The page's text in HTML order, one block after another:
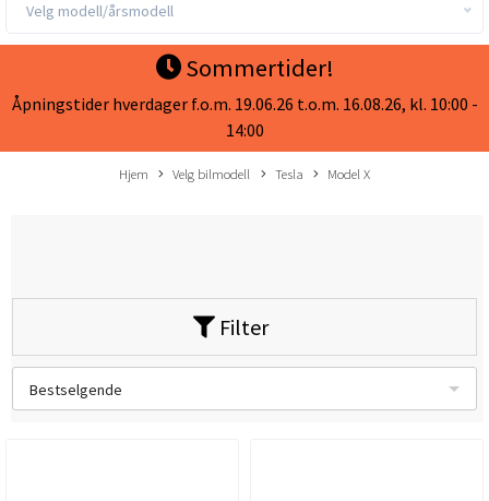
Velg modell/årsmodell
Sommertider!
Åpningstider hverdager f.o.m. 19.06.26 t.o.m. 16.08.26, kl. 10:00 -
14:00
Hjem Velg bilmodell Tesla Model X
Filter
Bestselgende